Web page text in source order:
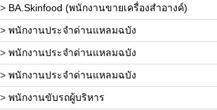
> BA.Skinfood (พนักงานขายเครื่องสำอางค์)
> พนักงานประจำด่านแหลมฉบัง
> พนักงานประจำด่านแหลมฉบัง
> พนักงานประจำด่านแหลมฉบัง
> พนักงานขับรถผู้บริหาร